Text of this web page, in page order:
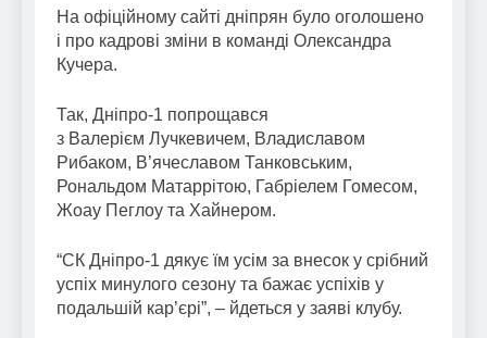
На офіційному сайті дніпрян було оголошено
і про кадрові зміни в команді Олександра
Кучера.
Так, Дніпро-1 попрощався
з Валерієм Лучкевичем, Владиславом
Рибаком, В’ячеславом Танковським,
Рональдом Матаррітою, Габріелем Гомесом,
Жоау Пеглоу та Хайнером.
“СК Дніпро-1 дякує їм усім за внесок у срібний
успіх минулого сезону та бажає успіхів у
подальшій кар’єрі”, – йдеться у заяві клубу.